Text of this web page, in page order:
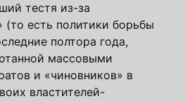
тестя из-за
(то есть политики борьбы
полтора года,
массовыми
и «чиновников» в
властителей-